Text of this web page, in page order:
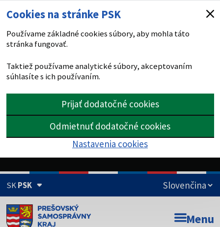
Cookies na stránke PSK
Používame základné cookies súbory, aby mohla táto
stránka fungovať.
Taktiež používame analytické súbory, akceptovaním
súhlasíte s ich používaním.
Prijať dodatočné cookies
Odmietnuť dodatočné cookies
Nastavenia cookies
SKPSK
Doména psk.sk je oficiálna Menu